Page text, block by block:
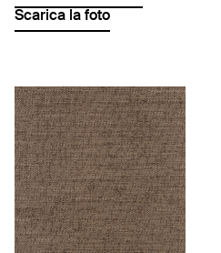
Scarica la foto